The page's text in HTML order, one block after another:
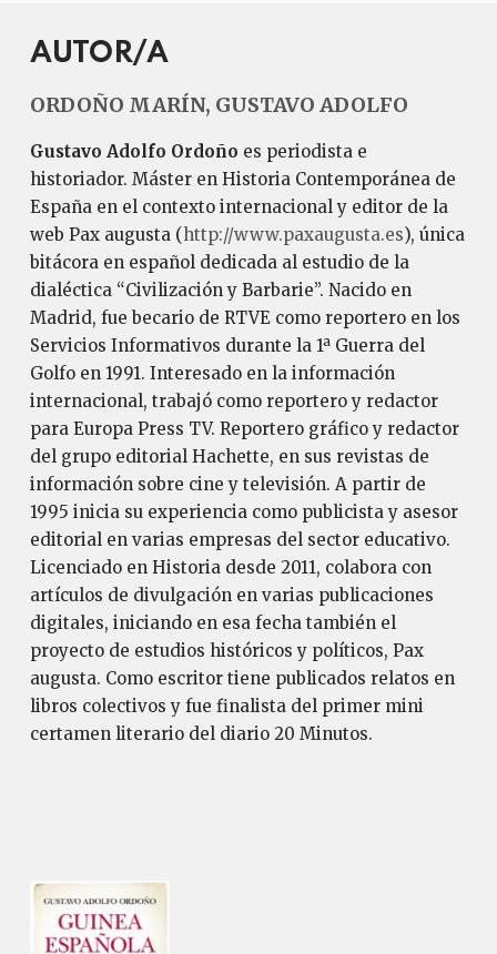
AUTOR/A
ORDOÑO MARÍN, GUSTAVO ADOLFO
Gustavo Adolfo Ordoño es periodista e
historiador. Máster en Historia Contemporánea de
España en el contexto internacional y editor de la
web Pax augusta (http://www.paxaugusta.es), única
bitácora en español dedicada al estudio de la
dialéctica “Civilización y Barbarie”. Nacido en
Madrid, fue becario de RTVE como reportero en los
Servicios Informativos durante la 1ª Guerra del
Golfo en 1991. Interesado en la información
internacional, trabajó como reportero y redactor
para Europa Press TV. Reportero gráfico y redactor
del grupo editorial Hachette, en sus revistas de
información sobre cine y televisión. A partir de
1995 inicia su experiencia como publicista y asesor
editorial en varias empresas del sector educativo.
Licenciado en Historia desde 2011, colabora con
artículos de divulgación en varias publicaciones
digitales, iniciando en esa fecha también el
proyecto de estudios históricos y políticos, Pax
augusta. Como escritor tiene publicados relatos en
libros colectivos y fue finalista del primer mini
certamen literario del diario 20 Minutos.